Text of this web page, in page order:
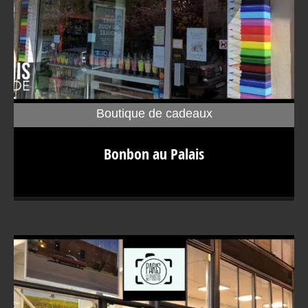
paie pas de mine avec une enseigne originale de cahier
des plus grands noms de la confiserie de luxe en France.
tant de sagacité ? En poussant la porte de la Bonbon au
Palais, on est plongé directement dans l’univers de
l’enfance. Palais du bonbon L’idée de réunir les meilleurs
artisans confiseurs de France a fait mouche. Le résultat ?
Boutique de cadeaux
Bonbon au Palais